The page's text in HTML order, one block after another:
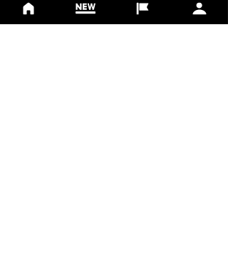
​イベント依頼
プライバシーポリシー